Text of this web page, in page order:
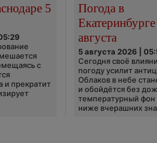
5
с
и прекратит
Погода в
августа
5 августа 2026 |
Сегодня своё
погоду усилит
Облаков в небе
и обойдётся без
температурный фон
ниже вчерашних